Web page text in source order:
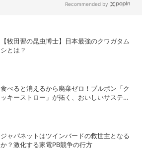
Recommended by
【牧田習の昆虫博士】日本最強のクワガタム
シとは？
食べると消えるから廃棄ゼロ！ブルボン「ク
ッキーストロー」が拓く、おいしいサステナ
ジャパネットはツインバードの救世主となる
か？激化する家電PB競争の行方